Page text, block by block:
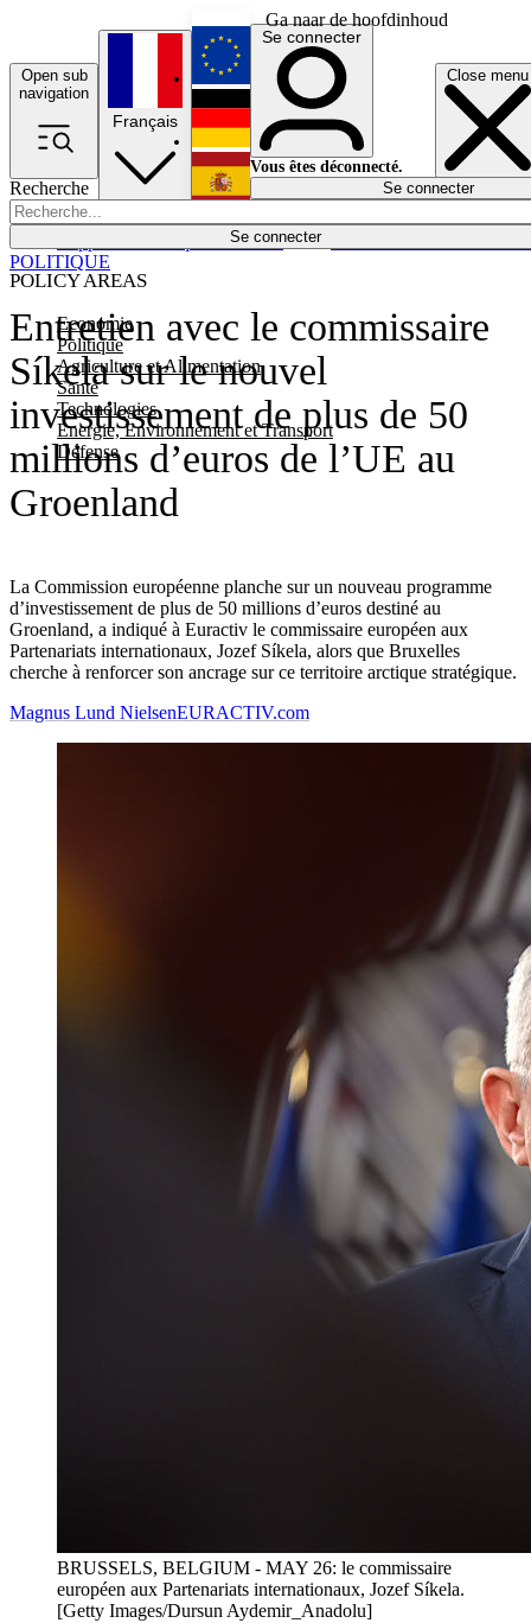
Ga naar de hoofdinhoud
Open sub
navigation
Close menu
Recherche
Se connecter
POLICY AREAS
Economie
Politique
Agriculture et Alimentation
Santé
Technologies
Energie, Environnement et Transport
Défense
Économie
Français
English
Deutsch
Español
Se connecter
Vous êtes déconnecté.
Se connecter
Entretien avec le commissaire
Síkela sur le nouvel
investissement de plus de 50
millions d’euros de l’UE au
Groenland
La Commission européenne planche sur un nouveau programme
d’investissement de plus de 50 millions d’euros destiné au
Groenland, a indiqué à Euractiv le commissaire européen aux
Partenariats internationaux, Jozef Síkela, alors que Bruxelles
cherche à renforcer son ancrage sur ce territoire arctique stratégique.
POLITIQUE
Magnus Lund NielsenEURACTIV.com
BRUSSELS, BELGIUM - MAY 26: le commissaire
européen aux Partenariats internationaux, Jozef Síkela.
[Getty Images/Dursun Aydemir_Anadolu]